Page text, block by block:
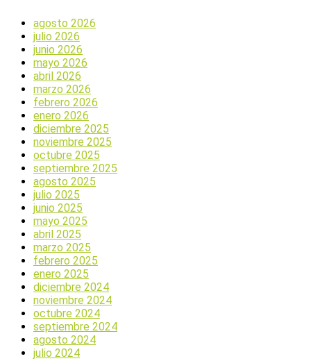
agosto 2026
julio 2026
junio 2026
mayo 2026
abril 2026
marzo 2026
febrero 2026
enero 2026
diciembre 2025
noviembre 2025
octubre 2025
septiembre 2025
agosto 2025
julio 2025
junio 2025
mayo 2025
abril 2025
marzo 2025
febrero 2025
enero 2025
diciembre 2024
noviembre 2024
octubre 2024
septiembre 2024
agosto 2024
julio 2024